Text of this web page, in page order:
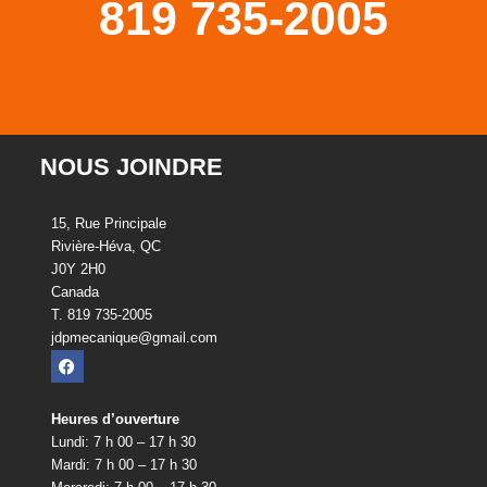
819 735-2005
NOUS JOINDRE
15, Rue Principale
Rivière-Héva, QC
J0Y 2H0
Canada
T. 819 735-2005
jdpmecanique@gmail.com
Heures d’ouverture
Lundi: 7 h 00 – 17 h 30
Mardi: 7 h 00 – 17 h 30